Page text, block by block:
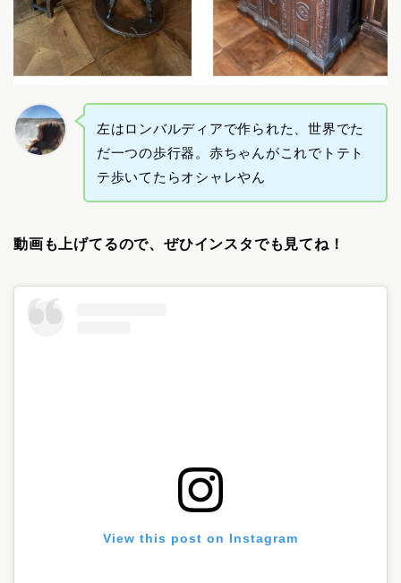
左はロンバルディアで作られた、世界でた
だ一つの歩行器。赤ちゃんがこれでトテト
テ歩いてたらオシャレやん
動画も上げてるので、ぜひインスタでも見てね！
View this post on Instagram